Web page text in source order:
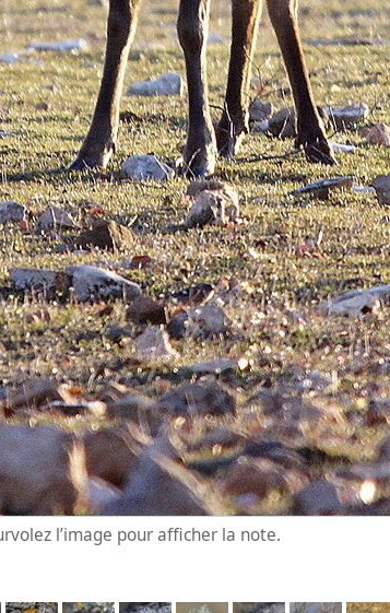
l’image pour afficher la note.